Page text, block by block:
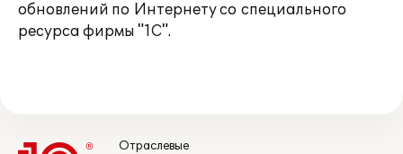
обновлений по Интернету со специального
ресурса фирмы "1С".
Отраслевые